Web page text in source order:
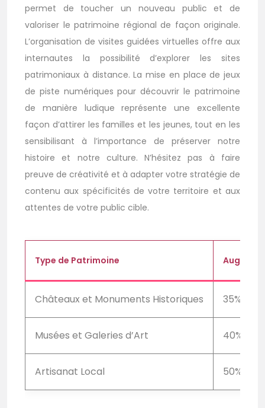
permet de toucher un nouveau public et de
valoriser le patrimoine régional de façon originale.
L’organisation de visites guidées virtuelles offre aux
internautes la possibilité d’explorer les sites
patrimoniaux à distance. La mise en place de jeux
de piste numériques pour découvrir le patrimoine
de manière ludique représente une excellente
façon d’attirer les familles et les jeunes, tout en les
sensibilisant à l’importance de préserver notre
histoire et notre culture. N’hésitez pas à faire
preuve de créativité et à adapter votre stratégie de
contenu aux spécificités de votre territoire et aux
attentes de votre public cible.
Type de Patrimoine
Châteaux et Monuments Historiques 35%
Musées et Galeries d’Art 40%
Artisanat Local 50%